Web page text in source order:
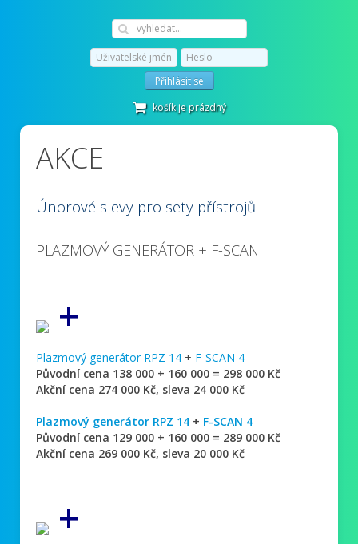
Přihlásit se
košík je prázdný
AKCE
Únorové slevy pro sety přístrojů:
PLAZMOVÝ GENERÁTOR + F-SCAN
+
Plazmový generátor RPZ 14 + F-SCAN 4
Původní cena 138 000 + 160 000 = 298 000 Kč
Akční cena 274 000 Kč, sleva 24 000 Kč
Plazmový generátor RPZ 14 + F-SCAN 4
Původní cena 129 000 + 160 000 = 289 000 Kč
Akční cena 269 000 Kč, sleva 20 000 Kč
+